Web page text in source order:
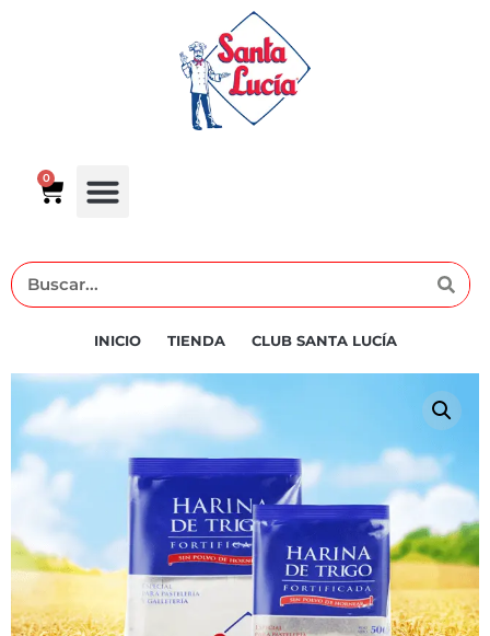
0
INICIO TIENDA CLUB SANTA LUCÍA